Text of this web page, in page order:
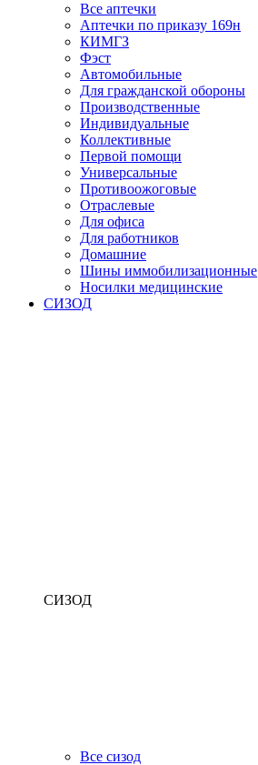
Все аптечки
Аптечки по приказу 169н
КИМГЗ
Фэст
Автомобильные
Для гражданской обороны
Производственные
Индивидуальные
Коллективные
Первой помощи
Универсальные
Противоожоговые
Отраслевые
Для офиса
Для работников
Домашние
Шины иммобилизационные
Носилки медицинские
СИЗОД
СИЗОД
Все сизод